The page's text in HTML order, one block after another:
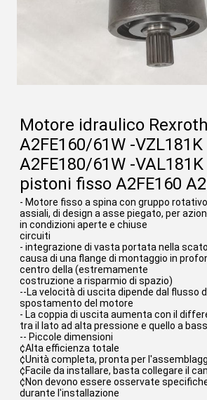
Motore idraulico
A2FE160/61W -VZL181K
A2FE180/61W -
pistoni fisso A2FE160
- Motore fisso a spina con gruppo
assiali, di design a asse piegato, per
in condizioni aperte e chiuse
circuiti
- integrazione di vasta portata nella
causa di una flange di montaggio in
centro della (estremamente
costruzione a risparmio di spazio)
--La velocità di uscita dipende dal flusso
spostamento del motore
- La coppia di uscita aumenta con il
tra il lato ad alta pressione e quello a
-- Piccole dimensioni
¢Alta efficienza totale
¢Unità completa, pronta per
¢Facile da installare, basta collegare il
¢Non devono essere osservate
durante l'installazione